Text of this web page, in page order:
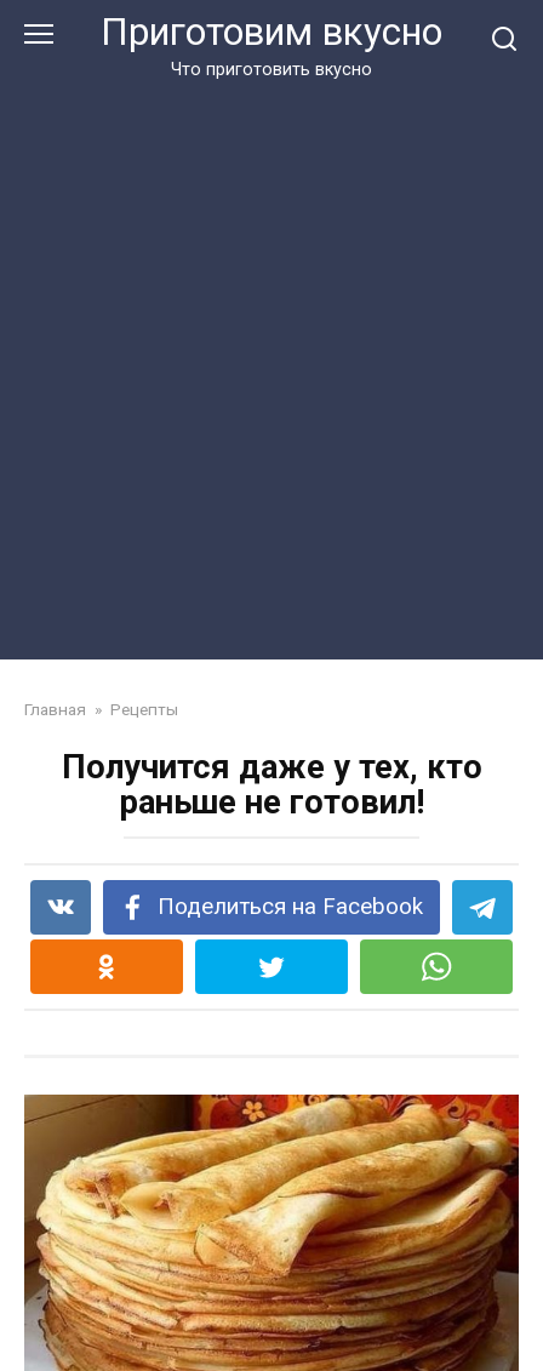
Приготовим вкусно
Что приготовить вкусно
Главная » Рецепты
Получится даже у тех, кто
раньше не готовил!
Поделиться на Facebook